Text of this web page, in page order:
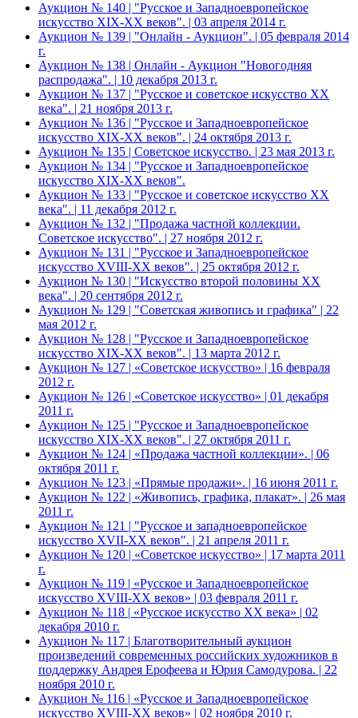
Аукцион № 140 | "Русское и Западноевропейское
искусство XIX-ХХ веков". | 03 апреля 2014 г.
Аукцион № 139 | "Онлайн - Аукцион". | 05 февраля 2014
г.
Аукцион № 138 | Онлайн - Аукцион "Новогодняя
распродажа". | 10 декабря 2013 г.
Аукцион № 137 | "Русское и советское искусство ХХ
века". | 21 ноября 2013 г.
Аукцион № 136 | "Русское и Западноевропейское
искусство XIX-ХХ веков". | 24 октября 2013 г.
Аукцион № 135 | Советское искусство. | 23 мая 2013 г.
Аукцион № 134 | "Русское и Западноевропейское
искусство XIX-ХХ веков".
Аукцион № 133 | "Русское и советское искусство ХХ
века". | 11 декабря 2012 г.
Аукцион № 132 | "Продажа частной коллекции.
Советское искусство". | 27 ноября 2012 г.
Аукцион № 131 | "Русское и Западноевропейское
искусство XVIII-ХХ веков". | 25 октября 2012 г.
Аукцион № 130 | "Искусство второй половины XX
века". | 20 сентября 2012 г.
Аукцион № 129 | "Советская живопись и графика" | 22
мая 2012 г.
Аукцион № 128 | "Русское и Западноевропейское
искусство XIX-ХХ веков". | 13 марта 2012 г.
Аукцион № 127 | «Советское искусство» | 16 февраля
2012 г.
Аукцион № 126 | «Советское искусство» | 01 декабря
2011 г.
Аукцион № 125 | "Русское и Западноевропейское
искусство XIX-ХХ веков". | 27 октября 2011 г.
Аукцион № 124 | «Продажа частной коллекции». | 06
октября 2011 г.
Аукцион № 123 | «Прямые продажи». | 16 июня 2011 г.
Аукцион № 122 | «Живопись, графика, плакат». | 26 мая
2011 г.
Аукцион № 121 | "Русское и западноевропейское
искусство XVII-XX веков". | 21 апреля 2011 г.
Аукцион № 120 | «Советское искусство» | 17 марта 2011
г.
Аукцион № 119 | «Русское и Западноевропейское
искусство XVIII-ХХ веков» | 03 февраля 2011 г.
Аукцион № 118 | «Русское искусство ХХ века» | 02
декабря 2010 г.
Аукцион № 117 | Благотворительный аукцион
произведений современных российских художников в
поддержку Андрея Ерофеева и Юрия Самодурова. | 22
ноября 2010 г.
Аукцион № 116 | «Русское и Западноевропейское
искусство XVIII-ХХ веков» | 02 ноября 2010 г.